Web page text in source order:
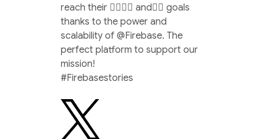
reach their 🏃‍♀️🚴‍♂️ and🏊‍♀️ goals
thanks to the power and
scalability of @Firebase. The
perfect platform to support our
mission!
#Firebasestories